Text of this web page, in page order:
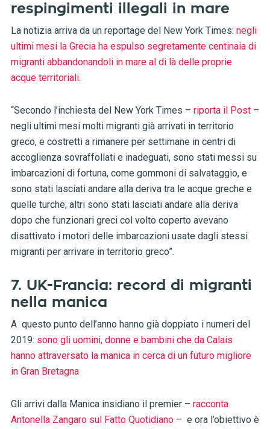
respingimenti illegali in mare
La notizia arriva da un reportage del New York Times: negli
ultimi mesi la Grecia ha espulso segretamente centinaia di
migranti abbandonandoli in mare al di là delle proprie
acque territoriali.
“Secondo l’inchiesta del New York Times – riporta il Post–
negli ultimi mesi molti migranti già arrivati in territorio
greco, e costretti a rimanere per settimane in centri di
accoglienza sovraffollati e inadeguati, sono stati messi su
imbarcazioni di fortuna, come gommoni di salvataggio, e
sono stati lasciati andare alla deriva tra le acque greche e
quelle turche; altri sono stati lasciati andare alla deriva
dopo che funzionari greci col volto coperto avevano
disattivato i motori delle imbarcazioni usate dagli stessi
migranti per arrivare in territorio greco”.
7. UK-Francia: record di migranti
nella manica
A questo punto dell’anno hanno già doppiato i numeri del
2019: sono gli uomini, donne e bambini che da Calais
hanno attraversato la manica in cerca di un futuro migliore
in Gran Bretagna
Gli arrivi dalla Manica insidiano il premier – racconta
Antonella Zangaro sul Fatto Quotidiano – e ora l’obiettivo è